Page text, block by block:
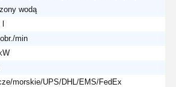
wodą
min
morskie/UPS/DHL/EMS/FedEx